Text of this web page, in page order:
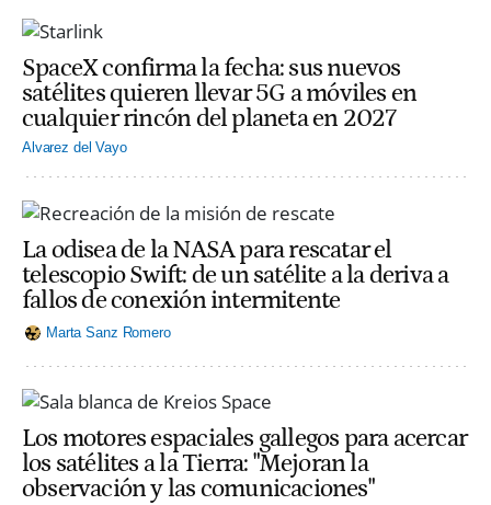
SpaceX confirma la fecha: sus nuevos
satélites quieren llevar 5G a móviles en
cualquier rincón del planeta en 2027
Alvarez del Vayo
La odisea de la NASA para rescatar el
telescopio Swift: de un satélite a la deriva a
fallos de conexión intermitente
Marta Sanz Romero
Los motores espaciales gallegos para acercar
los satélites a la Tierra: "Mejoran la
observación y las comunicaciones"